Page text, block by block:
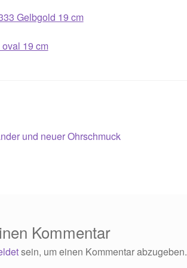
Gelbgold 19 cm
19 cm
und neuer Ohrschmuck
Kommentar
sein, um einen Kommentar abzugeben.